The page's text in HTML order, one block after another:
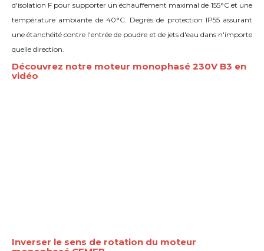
d'isolation F pour supporter un échauffement maximal de 155°C et une
température ambiante de 40°C. Degrés de protection IP55 assurant
une étanchéité contre l'entrée de poudre et de jets d'eau dans n'importe
quelle direction.
Découvrez notre moteur monophasé 230V B3 en
vidéo
Inverser le sens de rotation du moteur